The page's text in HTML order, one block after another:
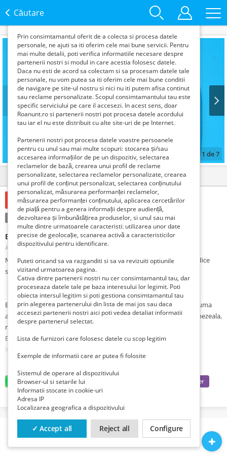
Căutare
1 de7
Detalii Contact
89 Lei
Condiție:Folosit Tranzacţie:Vinde
Brant ortopedic Pisana marimile de la 35- la 48
Romania, Valcea, Ramnicu Valcea, Ramnicu Valcea,
Magazin on-line specializat in comercializarea produselor ortopedice
second-hand import Germania vinde:
Brant confectionat din doua straturi: piele ECCO si un strat de spuma
antibacteriana care are de asemenea capacitatea de a absorbi umezeala,
realizand totodata si recirculatia aerului in interiorul pantofilor.
Brantul ortopedic acționează la nivelul plantei piciorului, prin
introducerea lor în interiorul încălțămintei ortopedice.
Se recomandă în patologiile piciorului (picior plat, picior complex static,
picior plat secundar după fracturi sau secundar unor boli degenerative,
pinteni calcaneeni, etc.)
Modelul este unisex, iar setul cuprinde o pereche de branturi.
Starea produsului - nou.
mai mari firme de produse ortopedice din Europa.
Produsul din imagine este doar de prezentare. In eventualitatea unei
comenzi veti primi unul identic ca: marca, dimensiuni, forma, culoare.
date sunt folosite pentru analizarea traffic-ului pe site-ul
Prin consimtamantul oferit de a colecta si procesa datele
personale, ne ajuti sa iti oferim cele mai bune servicii. Pentru
mai multe detalii, poti verifica informatiile necesare despre
partenerii nostri si modul in care acestia folosesc datele.
Daca nu esti de acord sa colectam si sa procesam datele tale
personale, nu vom putea sa iti oferim cele mai bune conditii
de navigare pe site-ul nostru si nici nu iti putem afisa continut
sau reclame personalizate. Scopul consimtamantului tau este
specific serviciului pe care il accesezi. In acest sens, doar
Roanunt.ro si partenerii nostri pot procesa datele acordului
tau iar el nu este distribuit cu alte site-uri de pe Internet.
Partenerii nostri pot procesa datele voastre persoanele
pentru cu unul sau mai multe scopuri: stocarea și/sau
accesarea informațiilor de pe un dispozitiv, selectarea
reclamelor de bază, crearea unui profil de reclame
personalizate, selectarea reclamelor personalizate, crearea
unui profil de conținut personalizat, selectarea conținutului
personalizat, măsurarea performanței reclamelor,
măsurarea performanței conținutului, aplicarea cercetărilor
de piață pentru a genera informații despre audiență,
dezvoltarea și îmbunătățirea produselor, si unul sau mai
multe dintre urmatoarele caracteristi: utilizarea unor date
precise de geolocație, scanarea activă a caracteristicilor
dispozitivului pentru identificare.
Puteti oricand sa va razganditi si sa va revizuiti optiunile
vizitand urmatoarea pagina.
Cativa dintre partenerii nostri nu cer consimtamantul tau, dar
proceseaza datele tale pe baza interesului lor legimit. Poti
obiecta intersul legitim si poti gestiona consimtamantul tau
prin alegerea partenerului din lista de mai jos sau daca
accesezi partenerii nostri aici poti vedea detaliat informatii
despre partenerul selectat.
Lista de furnizori care folosesc datele cu scop legitim
Exemple de informatii care ar putea fi folosite
Sistemul de operare al dispozitivului
Browser-ul si setarile lui
Informatii stocate in cookie-uri
Adresa IP
Localizarea geografica a dispozitivului
✓ Accept all Reject all Configure